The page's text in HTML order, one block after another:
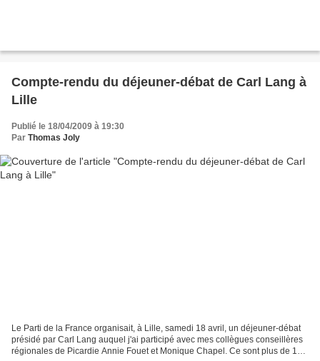
Compte-rendu du déjeuner-débat de Carl Lang à
Lille
Publié le 18/04/2009 à 19:30
Par Thomas Joly
Le Parti de la France organisait, à Lille, samedi 18 avril, un déjeuner-débat
présidé par Carl Lang auquel j'ai participé avec mes collègues conseillères
régionales de Picardie Annie Fouet et Monique Chapel. Ce sont plus de 150